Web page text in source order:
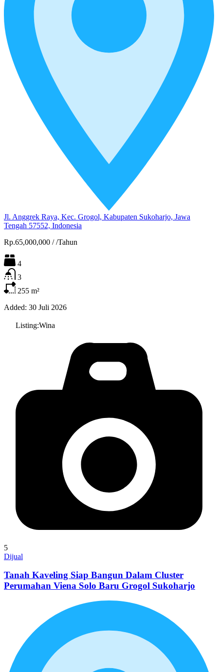
Jl. Anggrek Raya, Kec. Grogol, Kabupaten Sukoharjo, Jawa
Tengah 57552, Indonesia
Rp.65,000,000 / /Tahun
4
3
255 m²
Added: 30 Juli 2026
Listing:Wina
5
Dijual
Tanah Kaveling Siap Bangun Dalam Cluster
Perumahan Viena Solo Baru Grogol Sukoharjo